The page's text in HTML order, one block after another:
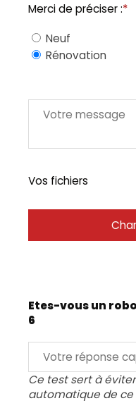
Merci de préciser :*
Neuf
Rénovation
Vos fichiers
Etes-vous un
6
Ce test sert à
automatique de